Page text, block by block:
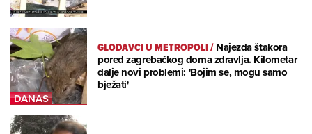
GLODAVCI U METROPOLI/Najezda štakora
pored zagrebačkog doma zdravlja. Kilometar
dalje novi problemi: 'Bojim se, mogu samo
bježati'